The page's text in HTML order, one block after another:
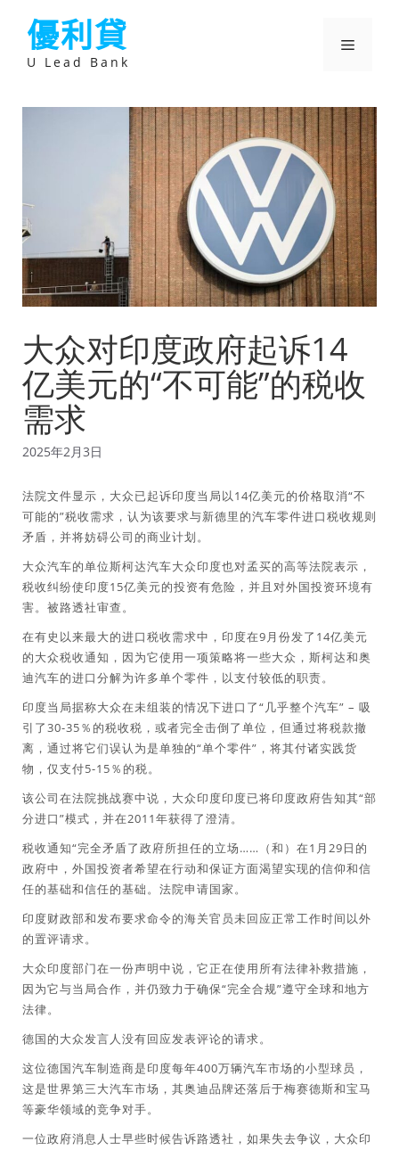
優利貸
U Lead Bank
選
大众对印度政府起诉14
亿美元的“不可能”的税收
需求
2025年2月3日
法院文件显示，大众已起诉印度当局以14亿美元的价格取消“不
可能的”税收需求，认为该要求与新德里的汽车零件进口税收规则
矛盾，并将妨碍公司的商业计划。
大众汽车的单位斯柯达汽车大众印度也对孟买的高等法院表示，
税收纠纷使印度15亿美元的投资有危险，并且对外国投资环境有
害。被路透社审查。
在有史以来最大的进口税收需求中，印度在9月份发了14亿美元
的大众税收通知，因为它使用一项策略将一些大众，斯柯达和奥
迪汽车的进口分解为许多单个零件，以支付较低的职责。
印度当局据称大众在未组装的情况下进口了“几乎整个汽车” – 吸
引了30-35％的税收税，或者完全击倒了单位，但通过将税款撤
离，通过将它们误认为是单独的“单个零件”，将其付诸实践货
物，仅支付5-15％的税。
该公司在法院挑战赛中说，大众印度印度已将印度政府告知其“部
分进口”模式，并在2011年获得了澄清。
税收通知“完全矛盾了政府所担任的立场……（和）在1月29日的
政府中，外国投资者希望在行动和保证方面渴望实现的信仰和信
任的基础和信任的基础。法院申请国家。
印度财政部和发布要求命令的海关官员未回应正常工作时间以外
的置评请求。
大众印度部门在一份声明中说，它正在使用所有法律补救措施，
因为它与当局合作，并仍致力于确保“完全合规”遵守全球和地方
法律。
德国的大众发言人没有回应发表评论的请求。
这位德国汽车制造商是印度每年400万辆汽车市场的小型球员，
这是世界第三大汽车市场，其奥迪品牌还落后于梅赛德斯和宝马
等豪华领域的竞争对手。
一位政府消息人士早些时候告诉路透社，如果失去争议，大众印